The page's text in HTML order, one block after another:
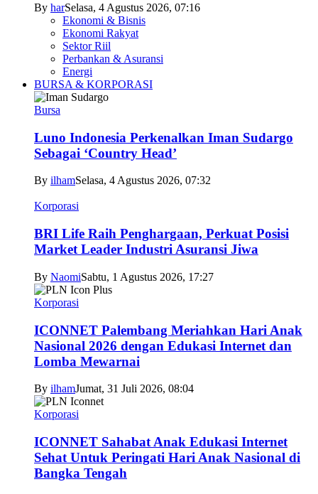
By harSelasa, 4 Agustus 2026, 07:16
Ekonomi & Bisnis
Ekonomi Rakyat
Sektor Riil
Perbankan & Asuransi
Energi
BURSA & KORPORASI
Bursa
Luno Indonesia Perkenalkan Iman Sudargo
Sebagai ‘Country Head’
By ilhamSelasa, 4 Agustus 2026, 07:32
Korporasi
BRI Life Raih Penghargaan, Perkuat Posisi
Market Leader Industri Asuransi Jiwa
By NaomiSabtu, 1 Agustus 2026, 17:27
Korporasi
ICONNET Palembang Meriahkan Hari Anak
Nasional 2026 dengan Edukasi Internet dan
Lomba Mewarnai
By ilhamJumat, 31 Juli 2026, 08:04
Korporasi
ICONNET Sahabat Anak Edukasi Internet
Sehat Untuk Peringati Hari Anak Nasional di
Bangka Tengah